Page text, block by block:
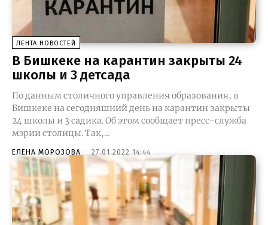
ЛЕНТА НОВОСТЕЙ
В Бишкеке на карантин закрыты 24
школы и 3 детсада
По данным столичного управления образования, в
Бишкеке на сегодняшний день на карантин закрыты
24 школы и 3 садика. Об этом сообщает пресс-служба
мэрии столицы. Так,...
ЕЛЕНА МОРОЗОВА - 27.01.2022 14:44